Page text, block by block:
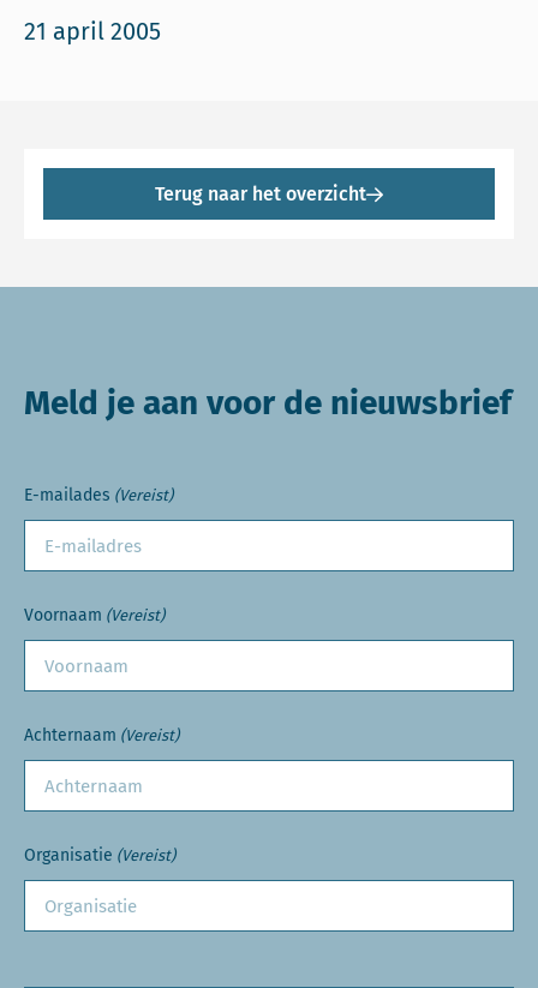
21 april 2005
Terug naar het overzicht
Meld je aan voor de nieuwsbrief
E-mailades (Vereist)
Voornaam (Vereist)
Achternaam (Vereist)
Organisatie (Vereist)